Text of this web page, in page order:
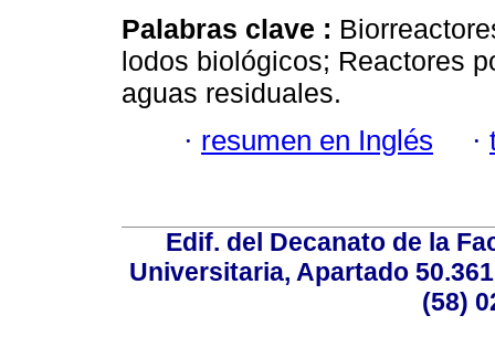
Palabras clave :
lodos biológicos; Reactores
aguas residuales.
· resumen en Inglés ·
Edif. del Decanato de la
Universitaria, Apartado
(58)